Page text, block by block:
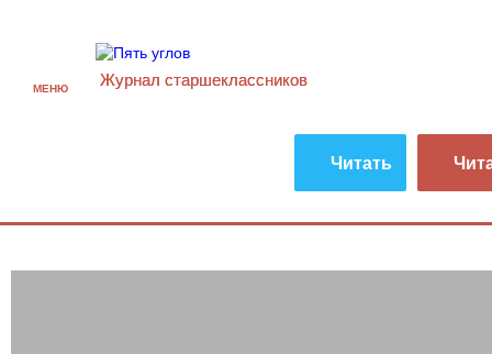
МЕНЮ Журнал старшекласcников
Читать